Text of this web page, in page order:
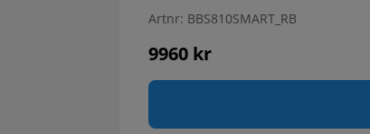
Artnr: BBS810SMART_RB
9960 kr